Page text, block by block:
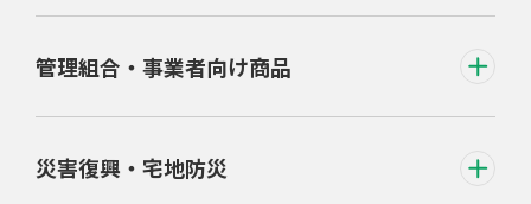
管理組合・事業者向け商品
災害復興・宅地防災